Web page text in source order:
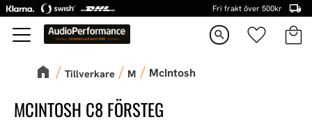
Meny
Fri frakt över 500kr
search Favoriter
Tillverkare M McIntosh
MCINTOSH C8 FÖRSTEG